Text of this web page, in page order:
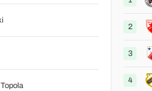
2
3
4